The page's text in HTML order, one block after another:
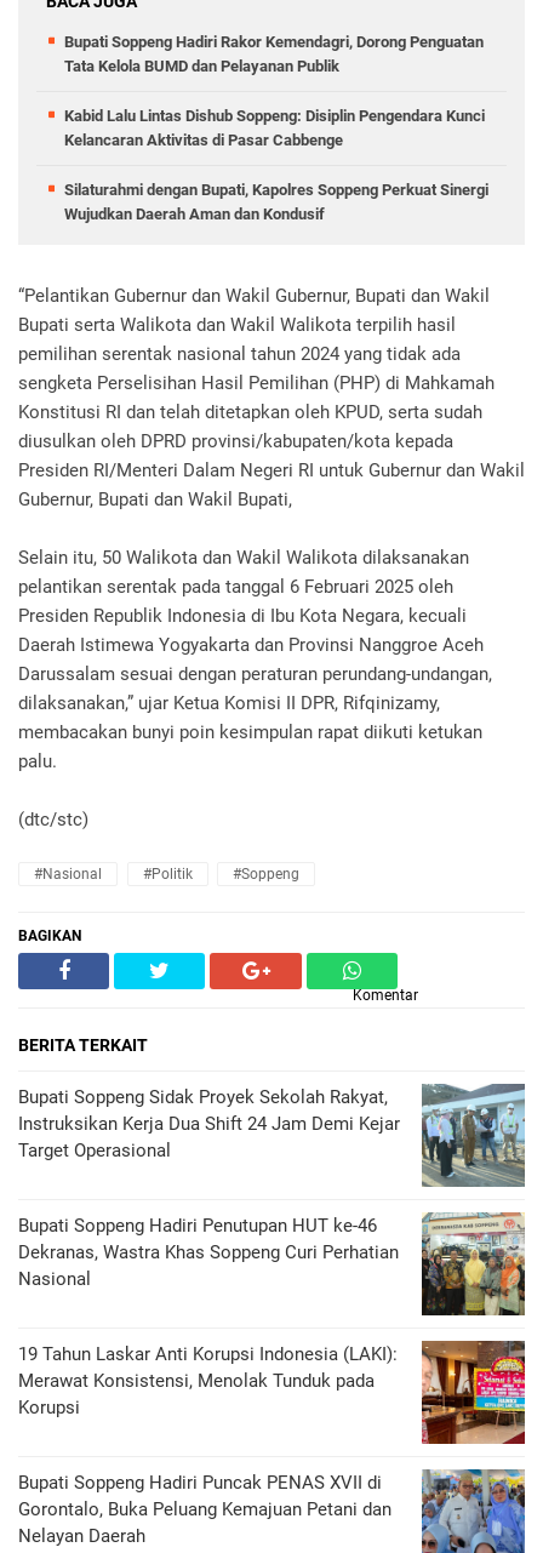
Bupati Soppeng Hadiri Rakor Kemendagri, Dorong Penguatan
Tata Kelola BUMD dan Pelayanan Publik
Kabid Lalu Lintas Dishub Soppeng: Disiplin Pengendara Kunci
Kelancaran Aktivitas di Pasar Cabbenge
Silaturahmi dengan Bupati, Kapolres Soppeng Perkuat Sinergi
Wujudkan Daerah Aman dan Kondusif
“Pelantikan Gubernur dan Wakil Gubernur, Bupati dan Wakil
Bupati serta Walikota dan Wakil Walikota terpilih hasil
pemilihan serentak nasional tahun 2024 yang tidak ada
sengketa Perselisihan Hasil Pemilihan (PHP) di Mahkamah
Konstitusi RI dan telah ditetapkan oleh KPUD, serta sudah
diusulkan oleh DPRD provinsi/kabupaten/kota kepada
Presiden RI/Menteri Dalam Negeri RI untuk Gubernur dan Wakil
Gubernur, Bupati dan Wakil Bupati,
Selain itu, 50 Walikota dan Wakil Walikota dilaksanakan
pelantikan serentak pada tanggal 6 Februari 2025 oleh
Presiden Republik Indonesia di Ibu Kota Negara, kecuali
Daerah Istimewa Yogyakarta dan Provinsi Nanggroe Aceh
Darussalam sesuai dengan peraturan perundang-undangan,
dilaksanakan,” ujar Ketua Komisi II DPR, Rifqinizamy,
membacakan bunyi poin kesimpulan rapat diikuti ketukan
palu.
(dtc/stc)
#Nasional #Politik #Soppeng
BAGIKAN
Komentar
BERITA TERKAIT
Bupati Soppeng Sidak Proyek Sekolah Rakyat,
Instruksikan Kerja Dua Shift 24 Jam Demi Kejar
Target Operasional
Bupati Soppeng Hadiri Penutupan HUT ke-46
Dekranas, Wastra Khas Soppeng Curi Perhatian
Nasional
19 Tahun Laskar Anti Korupsi Indonesia (LAKI):
Merawat Konsistensi, Menolak Tunduk pada
Korupsi
Bupati Soppeng Hadiri Puncak PENAS XVII di
Gorontalo, Buka Peluang Kemajuan Petani dan
Nelayan Daerah